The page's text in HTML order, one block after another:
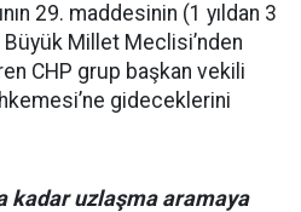
29. maddesinin (1 yıldan 3
Millet Meclisi’nden
CHP grup başkan vekili
gideceklerini
kadar uzlaşma aramaya